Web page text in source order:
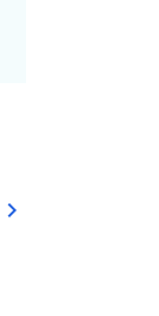
keyboard_arrow_right